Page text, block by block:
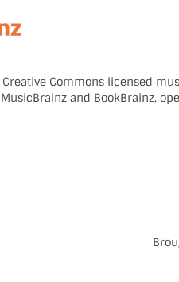
Commons licensed
and BookBrainz,